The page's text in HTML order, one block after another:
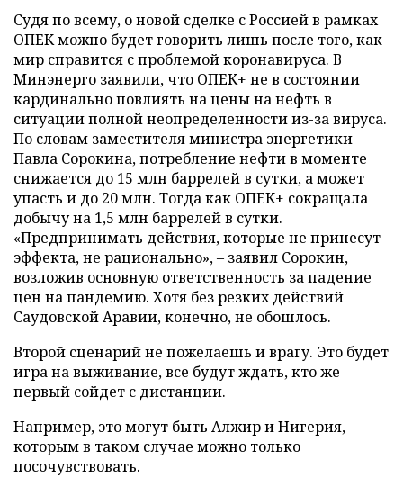
Судя по всему, о новой сделке с Россией в рамках
ОПЕК можно будет говорить лишь после того, как
мир справится с проблемой коронавируса. В
Минэнерго заявили, что ОПЕК+ не в состоянии
кардинально повлиять на цены на нефть в
ситуации полной неопределенности из-за вируса.
По словам заместителя министра энергетики
Павла Сорокина, потребление нефти в моменте
снижается до 15 млн баррелей в сутки, а может
упасть и до 20 млн. Тогда как ОПЕК+ сокращала
добычу на 1,5 млн баррелей в сутки.
«Предпринимать действия, которые не принесут
эффекта, не рационально», – заявил Сорокин,
возложив основную ответственность за падение
цен на пандемию. Хотя без резких действий
Саудовской Аравии, конечно, не обошлось.
Второй сценарий не пожелаешь и врагу. Это будет
игра на выживание, все будут ждать, кто же
первый сойдет с дистанции.
Например, это могут быть Алжир и Нигерия,
которым в таком случае можно только
посочувствовать.